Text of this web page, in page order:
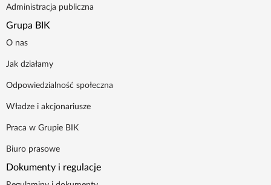
Administracja publiczna
Grupa BIK
O nas
Jak działamy
Odpowiedzialność społeczna
Władze i akcjonariusze
Praca w Grupie BIK
Biuro prasowe
Dokumenty i regulacje